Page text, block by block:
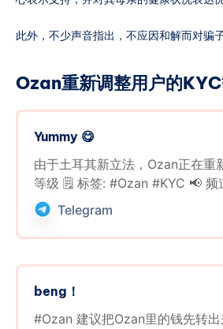
此外，不少声音指出，不应因和解而对骗
Ozan重新调整用户的
Yummy 😋
由于土耳其新立法，Ozan正在重
等级 🗒 标签: #Ozan #KYC 📢 频
@GodlyNews1 🤖 投稿:
Telegram
beng！
#Ozan 建议把Ozan里的钱先转